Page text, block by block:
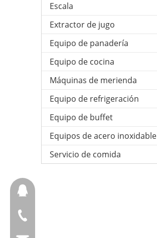
Escala
Extractor de jugo
Equipo de panadería
Equipo de cocina
Máquinas de merienda
Equipo de refrigeración
Equipo de buffet
Equipos de acero inoxidable
Servicio de comida